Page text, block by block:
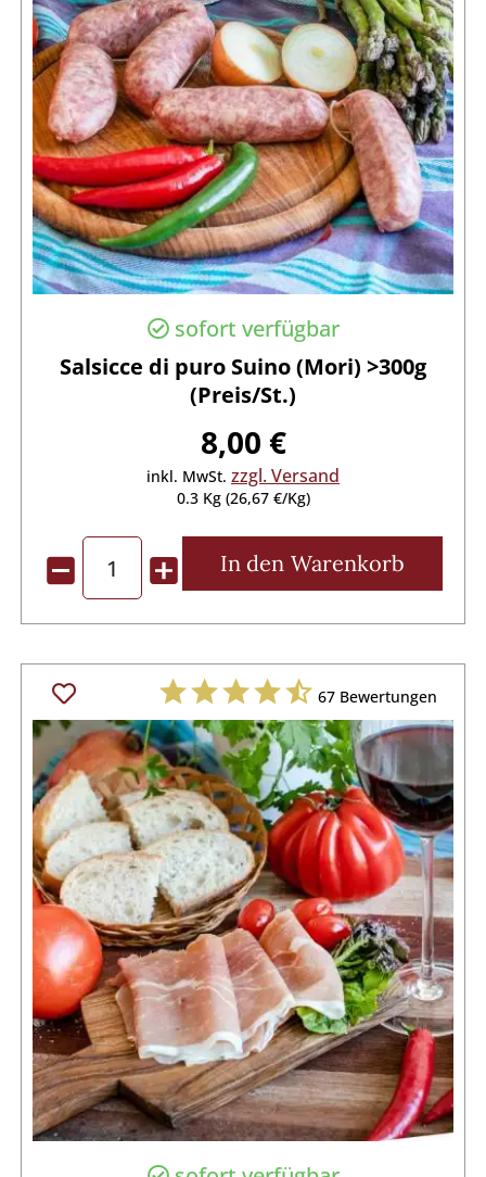
sofort verfügbar
Salsicce di puro Suino (Mori) >300g
(Preis/St.)
8,00 €
inkl. MwSt. zzgl. Versand
0.3 Kg (26,67 €/Kg)
In den Warenkorb
67Bewertungen